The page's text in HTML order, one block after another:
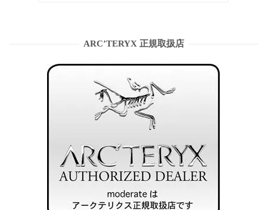
ARC’TERYX 正規取扱店